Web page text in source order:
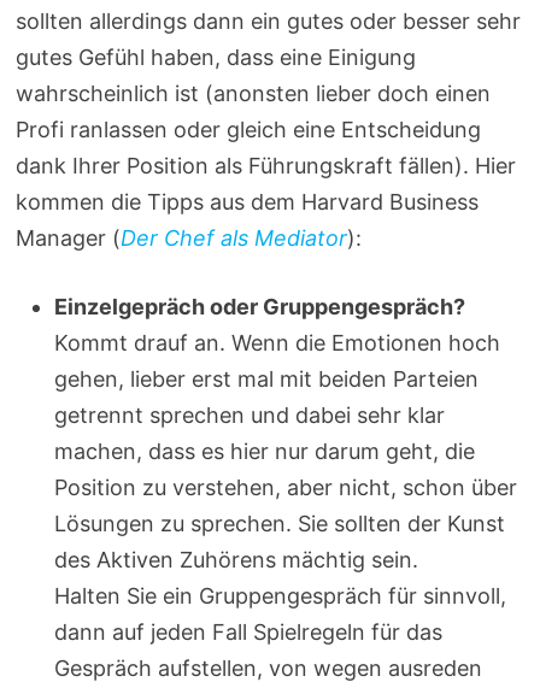
sollten allerdings dann ein gutes oder besser sehr
gutes Gefühl haben, dass eine Einigung
wahrscheinlich ist (anonsten lieber doch einen
Profi ranlassen oder gleich eine Entscheidung
dank Ihrer Position als Führungskraft fällen). Hier
kommen die Tipps aus dem Harvard Business
Manager (Der Chef als Mediator):
Einzelgepräch oder Gruppengespräch?
Kommt drauf an. Wenn die Emotionen hoch
gehen, lieber erst mal mit beiden Parteien
getrennt sprechen und dabei sehr klar
machen, dass es hier nur darum geht, die
Position zu verstehen, aber nicht, schon über
Lösungen zu sprechen. Sie sollten der Kunst
des Aktiven Zuhörens mächtig sein.
Halten Sie ein Gruppengespräch für sinnvoll,
dann auf jeden Fall Spielregeln für das
Gespräch aufstellen, von wegen ausreden